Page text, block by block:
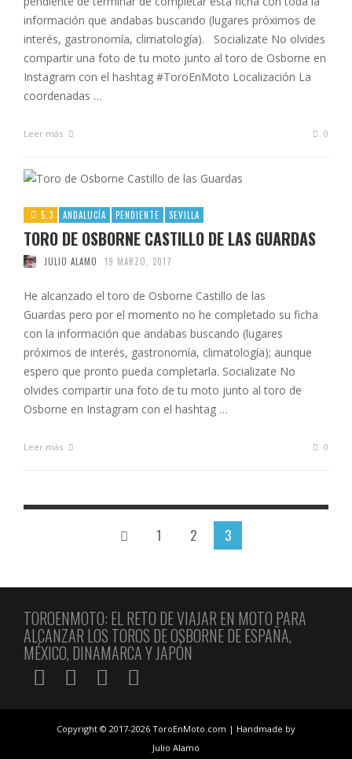
información que andabas buscando (lugares próximos de
interés, gastronomía, climatología). Socializate No olvides
compartir una foto de tu moto junto al toro de Osborne en
Instagram con el hashtag #ToroEnMoto Localización La
coordenadas …
Leer más 0
5.3 ANDALUCÍA PENDIENTE SEVILLA
TORO DE OSBORNE CASTILLO DE LAS GUARDAS
JULIO ALAMO 19 MARZO, 2017
He alcanzado el toro de Osborne Castillo de las
Guardas pero por el momento no he completado su ficha
con la información que andabas buscando (lugares
próximos de interés, gastronomía, climatología); aunque
espero que pronto pueda completarla. Socializate No
olvides compartir una foto de tu moto junto al toro de
Osborne en Instagram con el hashtag …
Leer más 0
1 2 3
TOROENMOTO: EL RETO DE VIAJAR EN MOTO PARA
ALCANZAR LOS TOROS DE OSBORNE DE ESPAÑA,
MÉXICO, DINAMARCA Y JAPÓN
Copyright © 2017-2026 ToroEnMoto.com | Handmade by
Julio Alamo